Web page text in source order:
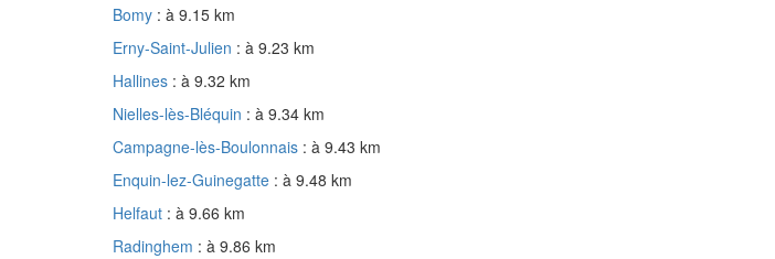
Bomy : à 9.15 km
Erny-Saint-Julien : à 9.23 km
Hallines : à 9.32 km
Nielles-lès-Bléquin : à 9.34 km
Campagne-lès-Boulonnais : à 9.43 km
Enquin-lez-Guinegatte : à 9.48 km
Helfaut : à 9.66 km
Radinghem : à 9.86 km